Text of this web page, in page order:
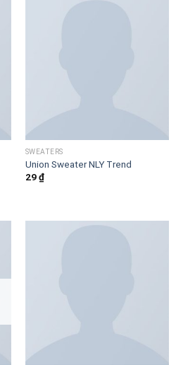
SWEATERS
Union Sweater NLY Trend
29₫